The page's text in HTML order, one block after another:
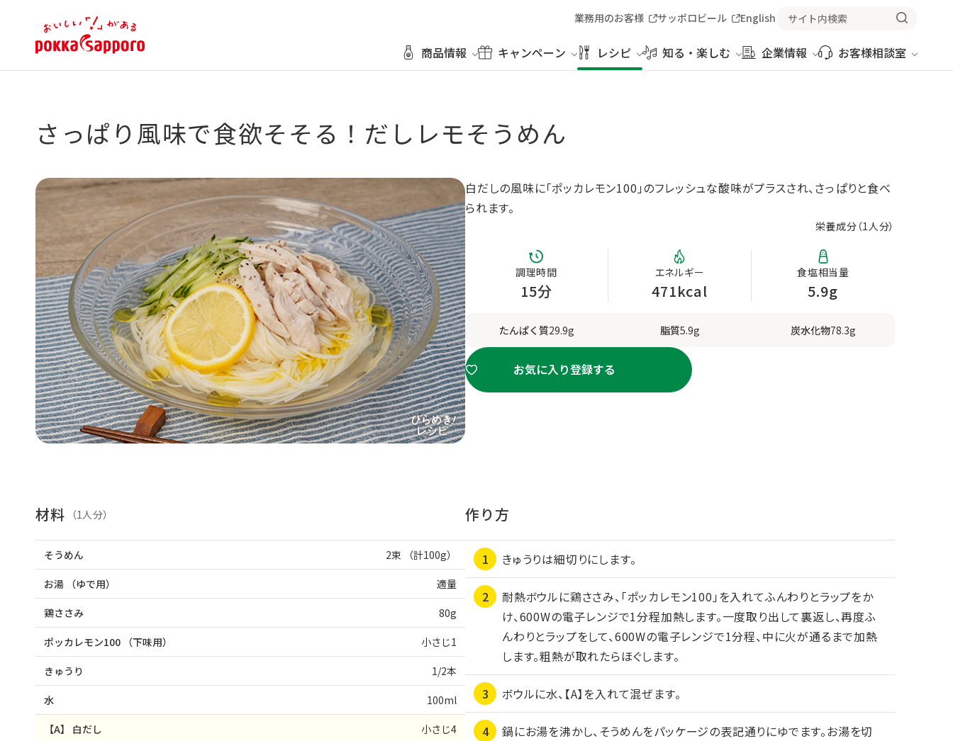
商品情報 キャンペーン レシピ 知る・楽しむ 企業情報 お客様相談室
業務用のお客様 サッポロビール English
さっぱり風味で食欲そそる！だしレモそうめん
白だしの風味に「ポッカレモン100」のフレッシュな酸味がプラスされ、さっぱりと食べ
られます。
栄養成分（1人分）
調理時間
15分
エネルギー
471kcal
食塩相当量
5.9g
たんぱく質29.9g 脂質5.9g 炭水化物78.3g
お気に入り登録する
材料 （1人分）
そうめん 2束 （計100g）
お湯 （ゆで用） 適量
鶏ささみ 80g
ポッカレモン100 （下味用） 小さじ1
きゅうり 1/2本
水 100ml
【A】 白だし 小さじ4
作り方
きゅうりは細切りにします。
耐熱ボウルに鶏ささみ、「ポッカレモン100」を入れてふんわりとラップをか
け、600Wの電子レンジで1分程加熱します。一度取り出して裏返し、再度ふ
んわりとラップをして、600Wの電子レンジで1分程、中に火が通るまで加熱
します。粗熱が取れたらほぐします。
ボウルに水、【A】を入れて混ぜます。
鍋にお湯を沸かし、そうめんをパッケージの表記通りにゆでます。お湯を切